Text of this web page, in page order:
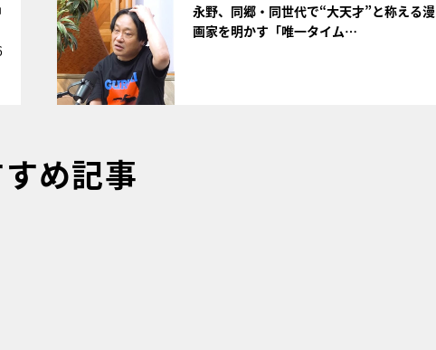
永野、同郷・同世代で“大天才”と称える漫
画家を明かす「唯一タイム…
め記事